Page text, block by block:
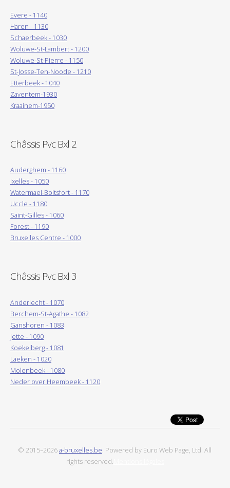
Evere - 1140
Haren - 1130
Schaerbeek - 1030
Woluwe-St-Lambert - 1200
Woluwe-St-Pierre - 1150
St-Josse-Ten-Noode - 1210
Etterbeek - 1040
Zaventem-1930
Kraainem-1950
Châssis Pvc Bxl 2
Auderghem - 1160
Ixelles - 1050
Watermael-Boitsfort - 1170
Uccle - 1180
Saint-Gilles - 1060
Forest - 1190
Bruxelles Centre - 1000
Châssis Pvc Bxl 3
Anderlecht - 1070
Berchem-St-Agathe - 1082
Ganshoren - 1083
Jette - 1090
Koekelberg - 1081
Laeken - 1020
Molenbeek - 1080
Neder over Heembeek - 1120
© 2015–2026a-bruxelles.be. Powered by Euro Web Page, Ltd. All
rights reserved.